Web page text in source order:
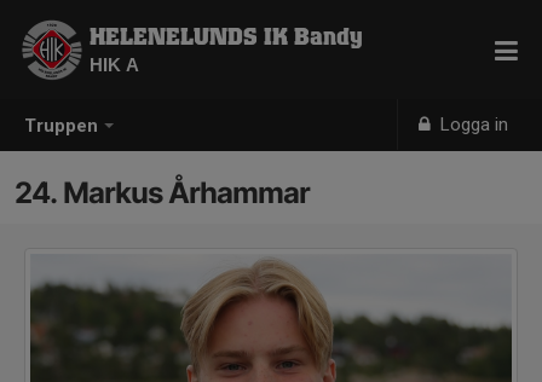
Truppen Logga in
HELENELUNDS IK Bandy
HIK A
24. Markus Århammar